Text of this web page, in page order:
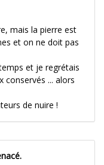
mais la pierre est
et on ne doit pas
et je regrétais
conservés ... alors
de nuire !